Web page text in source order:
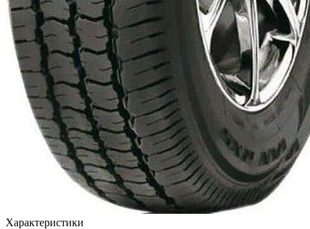
Характеристики